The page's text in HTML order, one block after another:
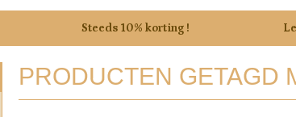
Steeds 10% korting !
PRODUCTEN GETAGD